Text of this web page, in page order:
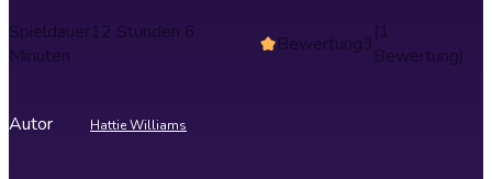
Spieldauer12 Stunden 6
Minuten
Bewertung3(1
Bewertung)
Autor Hattie Williams